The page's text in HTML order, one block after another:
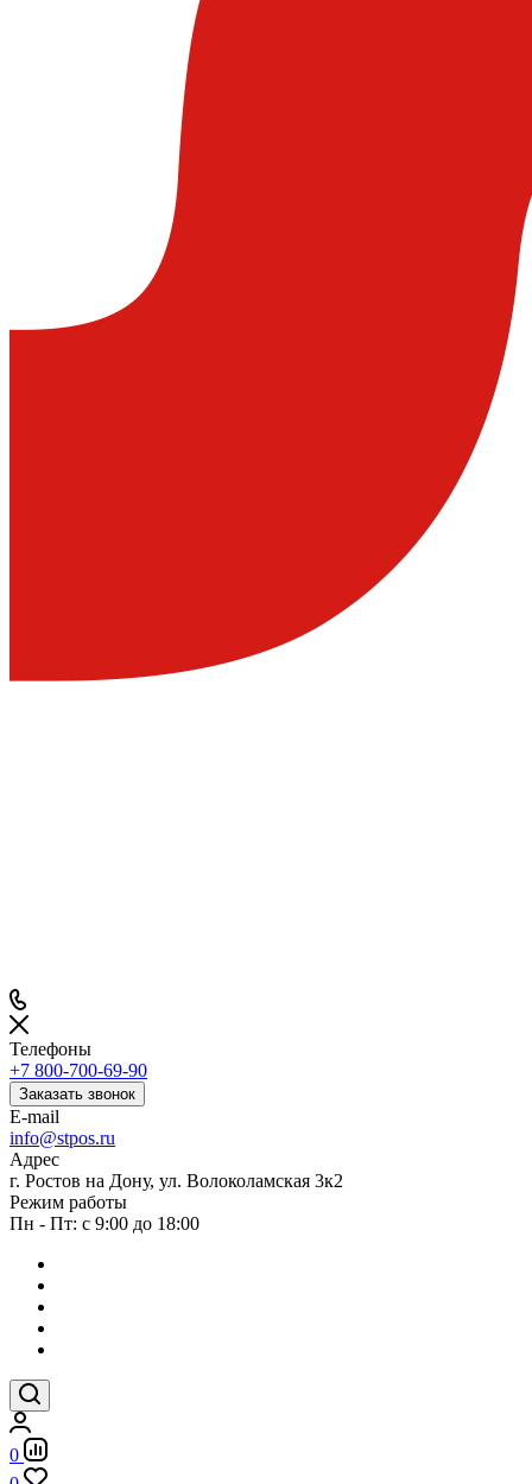
Телефоны
+7 800-700-69-90
Заказать звонок
E-mail
info@stpos.ru
Адрес
г. Ростов на Дону, ул. Волоколамская 3к2
Режим работы
Пн - Пт: с 9:00 до 18:00
0